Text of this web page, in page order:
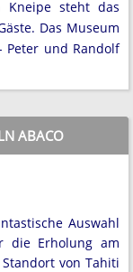
Kneipe steht das
Das Museum
Peter und Randolf
ABACO
Auswahl
die Erholung am
von Tahiti